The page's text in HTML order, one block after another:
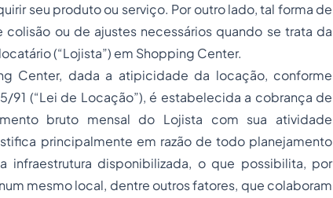
seu produto ou serviço. Por outro lado, tal forma de
ou de ajustes necessários quando se trata da
(“Lojista”) em Shopping Center.
Center, dada a atipicidade da locação, conforme
91 (“Lei de Locação”), é estabelecida a cobrança de
bruto mensal do Lojista com sua atividade
principalmente em razão de todo planejamento
infraestrutura disponibilizada, o que possibilita, por
mesmo local, dentre outros fatores, que colaboram